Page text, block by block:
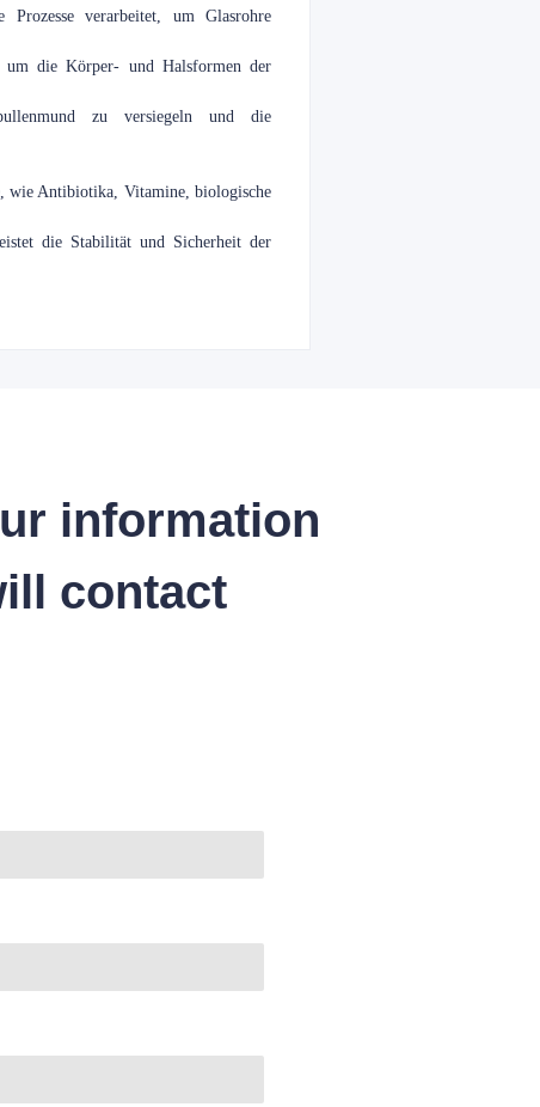
Prozesse verarbeitet, um Glasrohre
um die Körper- und Halsformen der
zu versiegeln und die
wie Antibiotika, Vitamine, biologische
die Stabilität und Sicherheit der
information
contact